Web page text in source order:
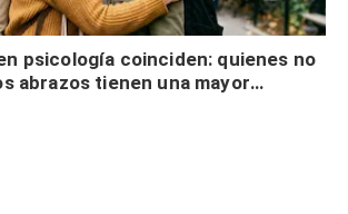
psicología coinciden: quienes no
abrazos tienen una mayor
estímulos físicos y no es por